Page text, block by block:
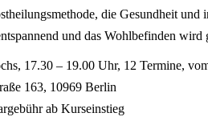
die Gesundheit
und das Wohlbefinden wird
17.30 – 19.00 Uhr, 12 Termine,
163, 10969 Berlin
ab Kurseinstieg